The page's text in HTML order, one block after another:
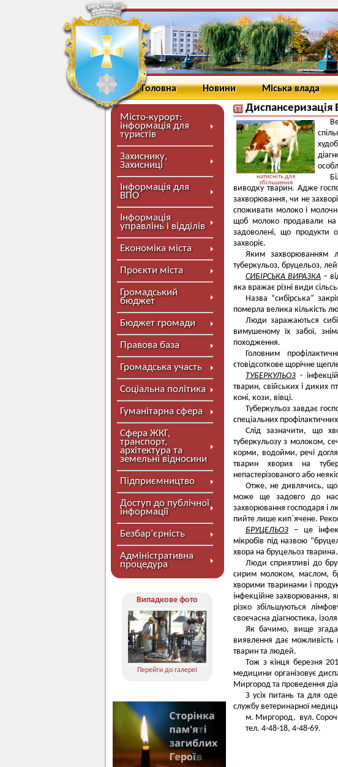
Головна Новини Міська влада
Місто-курорт:
інформація для
туристів
Захиснику,
Захисниці
Інформація для
ВПО
Інформація
управлінь і відділів
Економіка міста
Проєкти міста
Громадський
бюджет
Бюджет громади
Правова база
Громадська участь
Соціальна політика
Гуманітарна сфера
Сфера ЖКГ,
транспорт,
архітектура та
земельні відносини
Підприємництво
Доступ до публічної
інформації
Безбар’єрність
Адміністративна
процедура
Випадкове фото
Перейти до галереї
Диспансеризація
натисніть для
збільшення
виводку тварин. Адже
захворювання, чи не
споживати молоко і
щоб молоко продавали на
задоволені, що продукти
захворіє.
Яким захворюванням
туберкульоз, бруцельоз,
СИБІРСЬКА ВИРАЗКА –
яка вражає різні види
Назва “сибірська”
померла велика кількість
Люди заражаються
вимушеному їх забої,
походження.
Головним
стовідсоткове щорічне
ТУБЕРКУЛЬОЗ -
тварин, свійських і диких
коні, кози, вівці.
Туберкульоз завдає
спеціальних
Слід зазначити, що
туберкульозу з молоком,
корми, водойми, речі
тварин хворих на
непастерізованого або
Отже, не дивлячись, що
може ще задовго до
захворювання господаря і
пийте лише кип`ячене.
БРУЦЕЛЬОЗ – це
мікробів під назвою
хвора на бруцельоз тварина.
Люди сприятливі до
сирим молоком, маслом,
хворими тваринами і
інфекційне захворювання,
різко збільшуються
своєчасна діагностика,
Як бачимо, вище
виявлення дає
тварин та людей.
Тож з кінця березня
медицини організовує
Миргород та проведення
З усіх питань та для
службу ветеринарної
м. Миргород, вул.
тел. 4-48-18, 4-48-69.